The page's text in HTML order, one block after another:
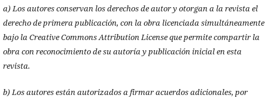
a) Los autores conservan los derechos de autor y otorgan a la revista el
derecho de primera publicación, con la obra licenciada simultáneamente
bajo la Creative Commons Attribution License que permite compartir la
obra con reconocimiento de su autoría y publicación inicial en esta
revista.
b) Los autores están autorizados a firmar acuerdos adicionales, por